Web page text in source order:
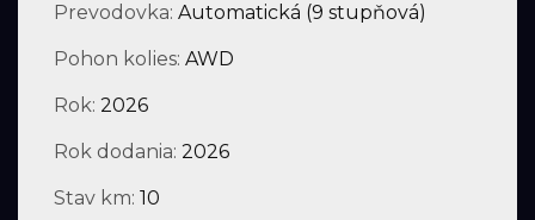
Prevodovka: Automatická (9 stupňová)
Pohon kolies: AWD
Rok: 2026
Rok dodania: 2026
Stav km: 10